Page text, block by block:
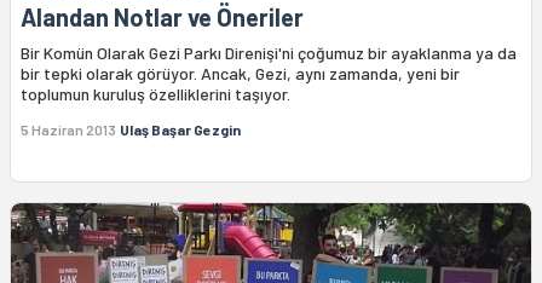
Alandan Notlar ve Öneriler
Bir Komün Olarak Gezi Parkı Direnişi'ni çoğumuz bir ayaklanma ya da
bir tepki olarak görüyor. Ancak, Gezi, aynı zamanda, yeni bir
toplumun kuruluş özelliklerini taşıyor.
5 Haziran 2013 Ulaş Başar Gezgin